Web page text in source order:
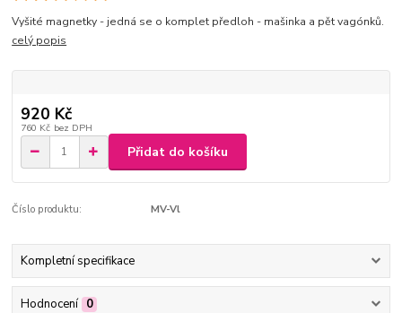
Vyšité magnetky - jedná se o komplet předloh - mašinka a pět vagónků.
celý popis
920 Kč
760 Kč bez DPH
Přidat do košíku
Číslo produktu: MV-Vl
Kompletní specifikace
Hodnocení 0